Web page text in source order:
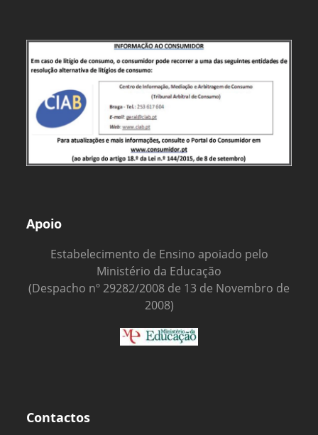
Apoio
Estabelecimento de Ensino apoiado pelo
Ministério da Educação
(Despacho nº 29282/2008 de 13 de Novembro de
2008)
Contactos